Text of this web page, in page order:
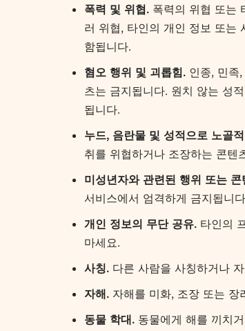
폭력 및 위협. 폭력의 위협 또는
러 위협, 타인의 개인 정보 또는
함됩니다.
혐오 행위 및 괴롭힘. 인종, 민족
츠는 금지됩니다. 원치 않는 성
됩니다.
누드, 음란물 및 성적으로 노골
취를 위협하거나 조장하는 콘텐
미성년자와 관련된 행위 또는 콘
서비스에서 엄격하게 금지됩니
개인 정보의 무단 공유. 타인의
마세요.
사칭. 다른 사람을 사칭하거나
자해. 자해를 미화, 조장 또는 장
동물 학대. 동물에게 해를 끼치